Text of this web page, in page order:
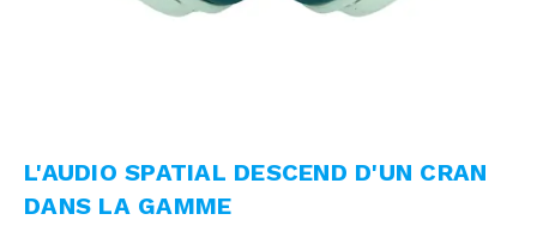
L'AUDIO SPATIAL DESCEND D'UN CRAN
DANS LA GAMME